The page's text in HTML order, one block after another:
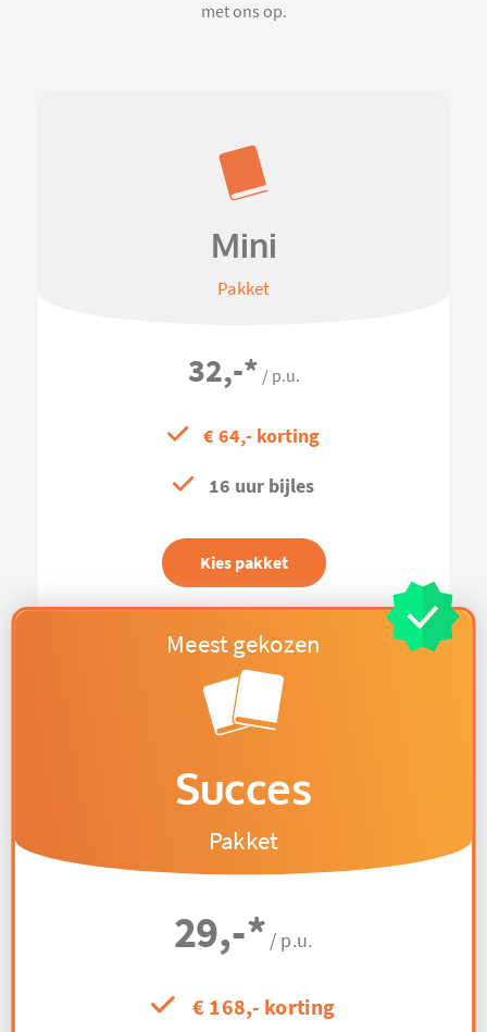
met ons op.
Mini
Pakket
32,-* / p.u.
€ 64,- korting
16 uur bijles
Kies pakket
Succes
Pakket
29,-* / p.u.
€ 168,- korting